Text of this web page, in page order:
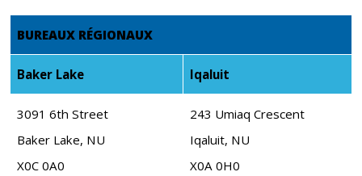
BUREAUX RÉGIONAUX
Baker Lake Iqaluit
3091 6th Street
Baker Lake, NU
X0C 0A0
243 Umiaq Crescent
Iqaluit, NU
X0A 0H0